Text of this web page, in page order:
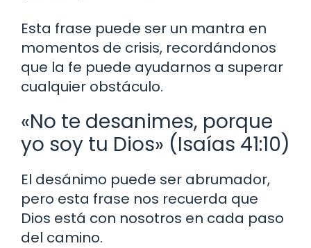
Esta frase puede ser un mantra en
momentos de crisis, recordándonos
que la fe puede ayudarnos a superar
cualquier obstáculo.
«No te desanimes, porque
yo soy tu Dios» (Isaías 41:10)
El desánimo puede ser abrumador,
pero esta frase nos recuerda que
Dios está con nosotros en cada paso
del camino.